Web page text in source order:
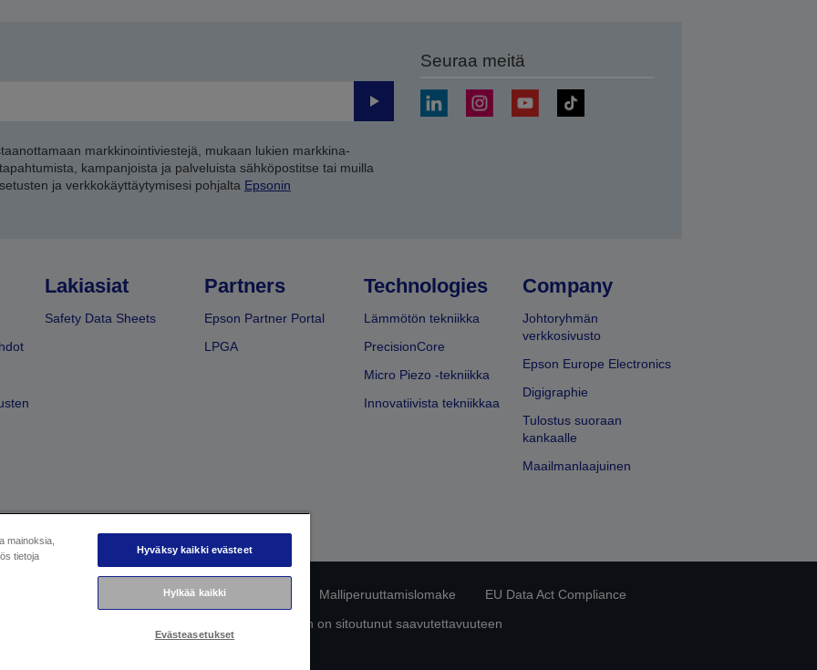
Lähetä
markkinointiviestejä, mukaan lukien markkina-
kampanjoista ja palveluista sähköpostitse tai muilla
ja verkkokäyttäytymisesi pohjalta Epsonin
Seuraa meitä
Lakiasiat
Safety Data Sheets
Partners
Epson Partner Portal
LPGA
Technologies
Lämmötön tekniikka
PrecisionCore
Micro Piezo -tekniikka
Innovatiivista tekniikkaa
Company
Johtoryhmän
verkkosivusto
Epson Europe Electronics
Digigraphie
Tulostus suoraan
kankaalle
Maailmanlaajuinen
Tietosuojailmoitus Malliperuuttamislomake
EU Data Act Compliance
Epson on sitoutunut saavutettavuuteen
mainoksia,
tietoja
Hyväksy kaikki evästeet
Hylkää kaikki
Evästeasetukset